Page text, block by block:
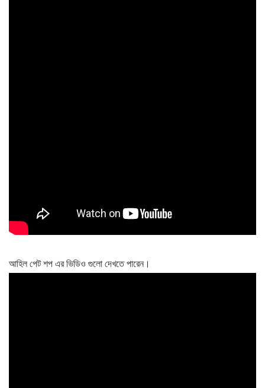
আহিল পেট শপ এর ভিডিও গুলো দেখতে পারেন।